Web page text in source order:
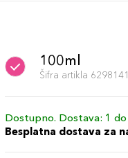
100ml
Šifra artikla
Dostupno. Dostava: 1
Besplatna dostava za